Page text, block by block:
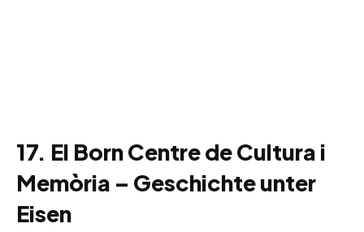
17. El Born Centre de Cultura i
Memòria – Geschichte unter
Eisen